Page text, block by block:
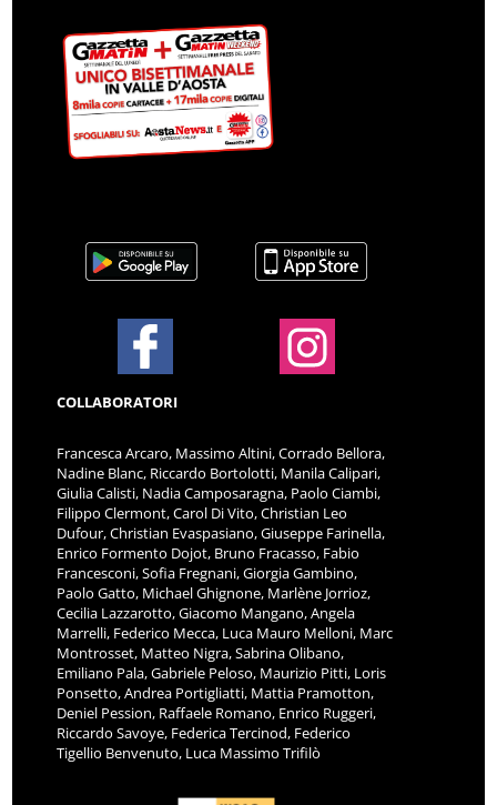
COLLABORATORI
Francesca Arcaro, Massimo Altini, Corrado Bellora,
Nadine Blanc, Riccardo Bortolotti, Manila Calipari,
Giulia Calisti, Nadia Camposaragna, Paolo Ciambi,
Filippo Clermont, Carol Di Vito, Christian Leo
Dufour, Christian Evaspasiano, Giuseppe Farinella,
Enrico Formento Dojot, Bruno Fracasso, Fabio
Francesconi, Sofia Fregnani, Giorgia Gambino,
Paolo Gatto, Michael Ghignone, Marlène Jorrioz,
Cecilia Lazzarotto, Giacomo Mangano, Angela
Marrelli, Federico Mecca, Luca Mauro Melloni, Marc
Montrosset, Matteo Nigra, Sabrina Olibano,
Emiliano Pala, Gabriele Peloso, Maurizio Pitti, Loris
Ponsetto, Andrea Portigliatti, Mattia Pramotton,
Deniel Pession, Raffaele Romano, Enrico Ruggeri,
Riccardo Savoye, Federica Tercinod, Federico
Tigellio Benvenuto, Luca Massimo Trifilò